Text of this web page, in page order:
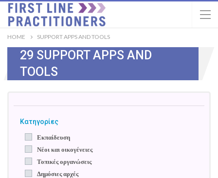
HOME SUPPORT APPS AND TOOLS
29 SUPPORT APPS AND
TOOLS
Κατηγορίες
Εκπαίδευση
Νέοι και οικογένειες
Τοπικές οργανώσεις
Δημόσιες αρχές